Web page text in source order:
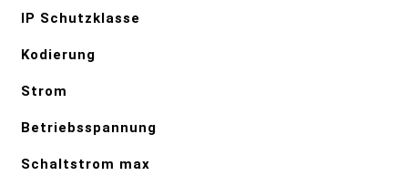
IP Schutzklasse
Kodierung
Strom
Betriebsspannung
Schaltstrom max